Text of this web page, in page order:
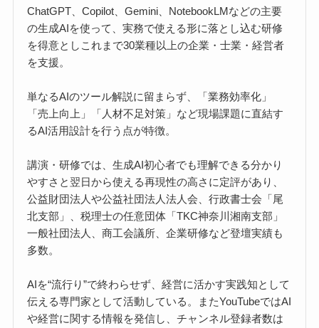
ChatGPT、Copilot、Gemini、NotebookLMなどの主要
の生成AIを使って、実務で使える形に落とし込む研修
を得意としこれまで30業種以上の企業・士業・経営者
を支援。
単なるAIのツール解説に留まらず、「業務効率化」
「売上向上」「人材不足対策」など現場課題に直結す
るAI活用設計を行う点が特徴。
講演・研修では、生成AI初心者でも理解できる分かり
やすさと翌日から使える再現性の高さに定評があり、
公益財団法人や公益社団法人法人会、行政書士会「尾
北支部」、税理士の任意団体「TKC神奈川湘南支部」
一般社団法人、商工会議所、企業研修など登壇実績も
多数。
AIを“流行り”で終わらせず、経営に活かす実践知として
伝える専門家として活動している。またYouTubeではAI
や経営に関する情報を発信し、チャンネル登録者数は